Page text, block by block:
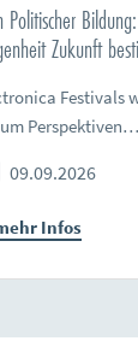
Zukunft
Festivals
Perspektiven…
09.09.2026
Infos